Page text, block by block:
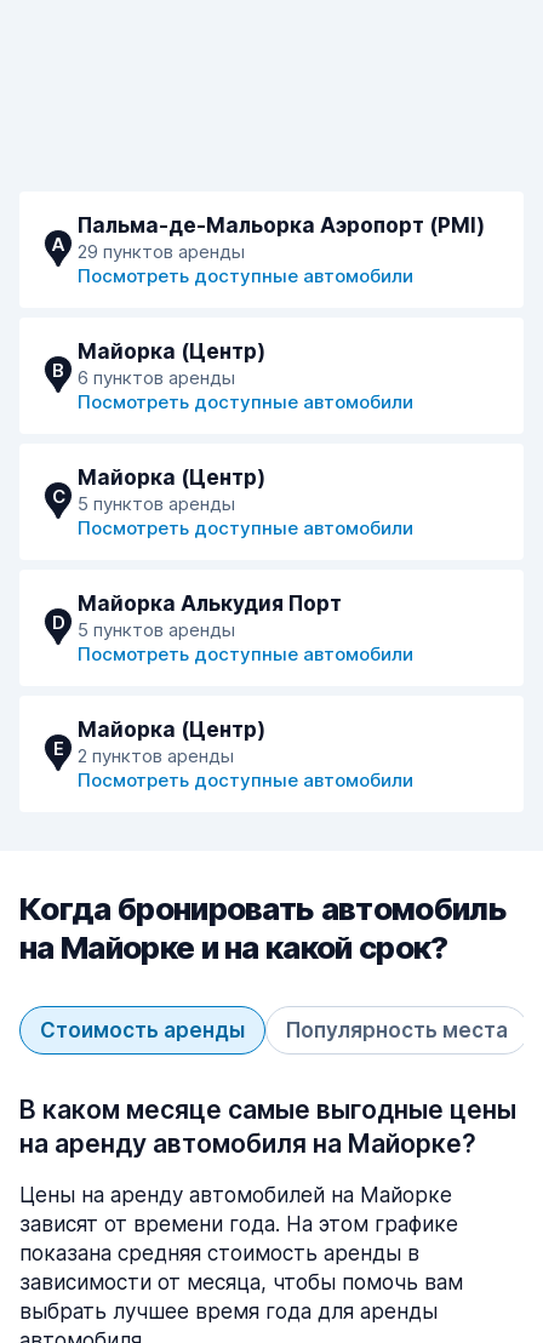
A
Пальма-де-Мальорка Аэропорт (PMI)
29 пунктов аренды
Посмотреть доступные автомобили
B
Майорка (Центр)
6 пунктов аренды
Посмотреть доступные автомобили
C
Майорка (Центр)
5 пунктов аренды
Посмотреть доступные автомобили
D
Майорка Алькудия Порт
5 пунктов аренды
Посмотреть доступные автомобили
E
Майорка (Центр)
2 пунктов аренды
Посмотреть доступные автомобили
Когда бронировать автомобиль
на Майорке и на какой срок?
Стоимость аренды Популярность места
В каком месяце самые выгодные цены
на аренду автомобиля на Майорке?
Цены на аренду автомобилей на Майорке
зависят от времени года. На этом графике
показана средняя стоимость аренды в
зависимости от месяца, чтобы помочь вам
выбрать лучшее время года для аренды